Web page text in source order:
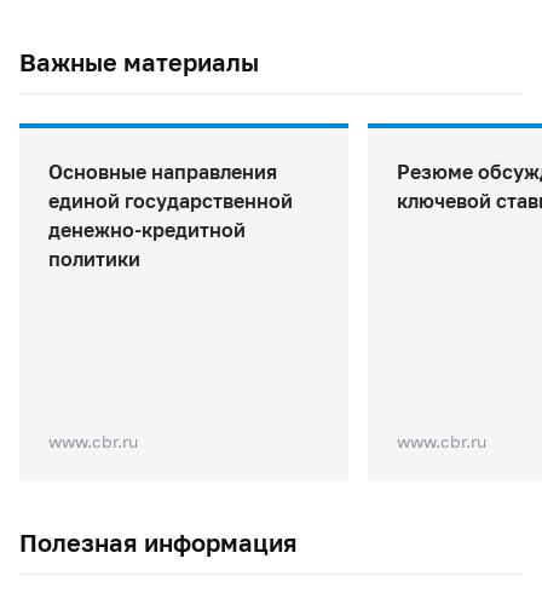
Важные материалы
Основные направления
единой государственной
денежно-кредитной
политики
www.cbr.ru
Резюме
ключевой
www.cbr.ru
Полезная информация